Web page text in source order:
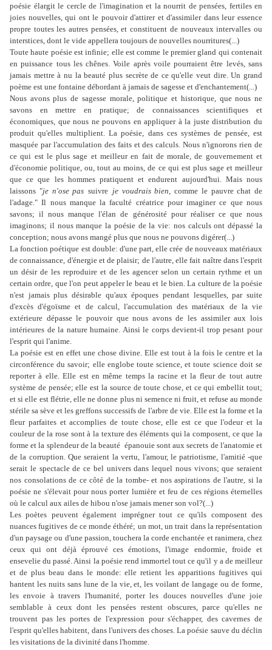
poésie élargit le cercle de l'imagination et la nourrit de pensées, fertiles en
joies nouvelles, qui ont le pouvoir d'attirer et d'assimiler dans leur essence
propre toutes les autres pensées, et constituent de nouveaux intervalles ou
interstices, dont le vide appellera toujours de nouvelles nourritures(...)
Toute haute poésie est infinie; elle est comme le premier gland qui contenait
en puissance tous les chênes. Voile après voile pourraient être levés, sans
jamais mettre à nu la beauté plus secrète de ce qu'elle veut dire. Un grand
poème est une fontaine débordant à jamais de sagesse et d'enchantement(...)
Nous avons plus de sagesse morale, politique et historique, que nous ne
savons en mettre en pratique; de connaissances scientifiques et
économiques, que nous ne pouvons en appliquer à la juste distribution du
produit qu'elles multiplient. La poésie, dans ces systèmes de pensée, est
masquée par l'accumulation des faits et des calculs. Nous n'ignorons rien de
ce qui est le plus sage et meilleur en fait de morale, de gouvernement et
d'économie politique, ou, tout au moins, de ce qui est plus sage et meilleur
que ce que les hommes pratiquent et endurent aujourd'hui. Mais nous
laissons "je n'ose pas suivre je voudrais bien, comme le pauvre chat de
l'adage." Il nous manque la faculté créatrice pour imaginer ce que nous
savons; il nous manque l'élan de générosité pour réaliser ce que nous
imaginons; il nous manque la poésie de la vie: nos calculs ont dépassé la
conception; nous avons mangé plus que nous ne pouvons digérer(...)
La fonction poétique est double: d'une part, elle crée de nouveaux matériaux
de connaissance, d'énergie et de plaisir; de l'autre, elle fait naître dans l'esprit
un désir de les reproduire et de les agencer selon un certain rythme et un
certain ordre, que l'on peut appeler le beau et le bien. La culture de la poésie
n'est jamais plus désirable qu'aux époques pendant lesquelles, par suite
d'excès d'égoïsme et de calcul, l'accumulation des matériaux de la vie
extérieure dépasse le pouvoir que nous avons de les assimiler aux lois
intérieures de la nature humaine. Ainsi le corps devient-il trop pesant pour
l'esprit qui l'anime.
La poésie est en effet une chose divine. Elle est tout à la fois le centre et la
circonférence du savoir; elle englobe toute science, et toute science doit se
reporter à elle. Elle est en même temps la racine et la fleur de tout autre
système de pensée; elle est la source de toute chose, et ce qui embellit tout;
et si elle est flétrie, elle ne donne plus ni semence ni fruit, et refuse au monde
stérile sa sève et les greffons successifs de l'arbre de vie. Elle est la forme et la
fleur parfaites et accomplies de toute chose, elle est ce que l'odeur et la
couleur de la rose sont à la texture des éléments qui la composent, ce que la
forme et la splendeur de la beauté épanouie sont aux secrets de l'anatomie et
de la corruption. Que seraient la vertu, l'amour, le patriotisme, l'amitié -que
serait le spectacle de ce bel univers dans lequel nous vivons; que seraient
nos consolations de ce côté de la tombe- et nos aspirations de l'autre, si la
poésie ne s'élevait pour nous porter lumière et feu de ces régions éternelles
où le calcul aux ailes de hibou n'ose jamais mener son vol?(...)
Les poètes peuvent également imprégner tout ce qu'ils composent des
nuances fugitives de ce monde éthéré; un mot, un trait dans la représentation
d'un paysage ou d'une passion, touchera la corde enchantée et ranimera, chez
ceux qui ont déjà éprouvé ces émotions, l'image endormie, froide et
ensevelie du passé. Ainsi la poésie rend immortel tout ce qu'il y a de meilleur
et de plus beau dans le monde: elle retient les apparitions fugitives qui
hantent les nuits sans lune de la vie, et, les voilant de langage ou de forme,
les envoie à travers l'humanité, porter les douces nouvelles d'une joie
semblable à ceux dont les pensées restent obscures, parce qu'elles ne
trouvent pas les portes de l'expression pour s'échapper, des cavernes de
l'esprit qu'elles habitent, dans l'univers des choses. La poésie sauve du déclin
les visitations de la divinité dans l'homme.